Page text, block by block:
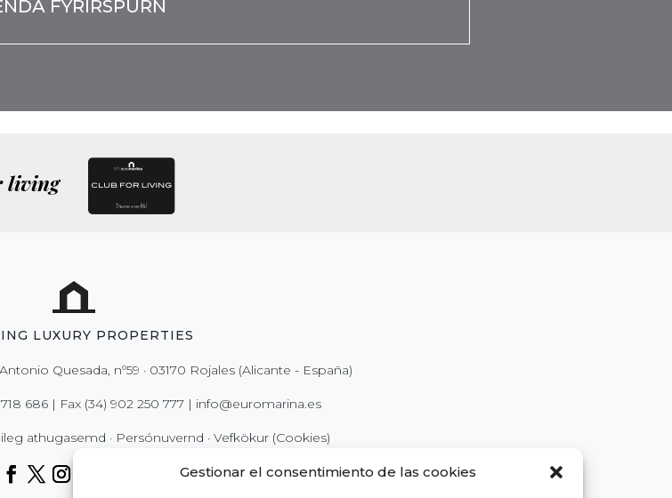
Gestionar el consentimiento de las cookies
living
LUXURY PROPERTIES
Quesada, nº59 · 03170 Rojales (Alicante - España)
686| Fax (34) 902 250 777 | info@euromarina.es
athugasemd · Persónuvernd · Vefkökur (Cookies)